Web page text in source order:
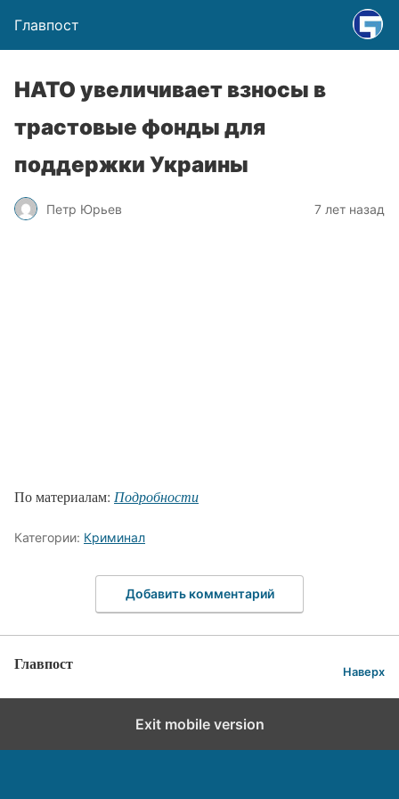
Главпост
НАТО увеличивает взносы в
трастовые фонды для
поддержки Украины
Петр Юрьев 7 лет назад
По материалам: Подробности
Категории: Криминал
Добавить комментарий
Главпост Наверх
Exit mobile version